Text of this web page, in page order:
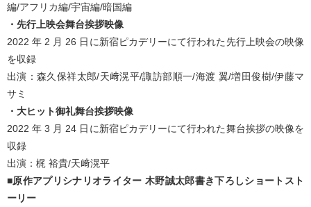
編/アフリカ編/宇宙編/暗国編
・先行上映会舞台挨拶映像
2022 年 2 月 26 日に新宿ピカデリーにて行われた先行上映会の映像
を収録
出演：森久保祥太郎/天﨑滉平/諏訪部順一/海渡 翼/増田俊樹/伊藤マ
サミ
・大ヒット御礼舞台挨拶映像
2022 年 3 月 24 日に新宿ピカデリーにて行われた舞台挨拶の映像を
収録
出演：梶 裕貴/天﨑滉平
■原作アプリシナリオライター 木野誠太郎書き下ろしショートスト
ーリー